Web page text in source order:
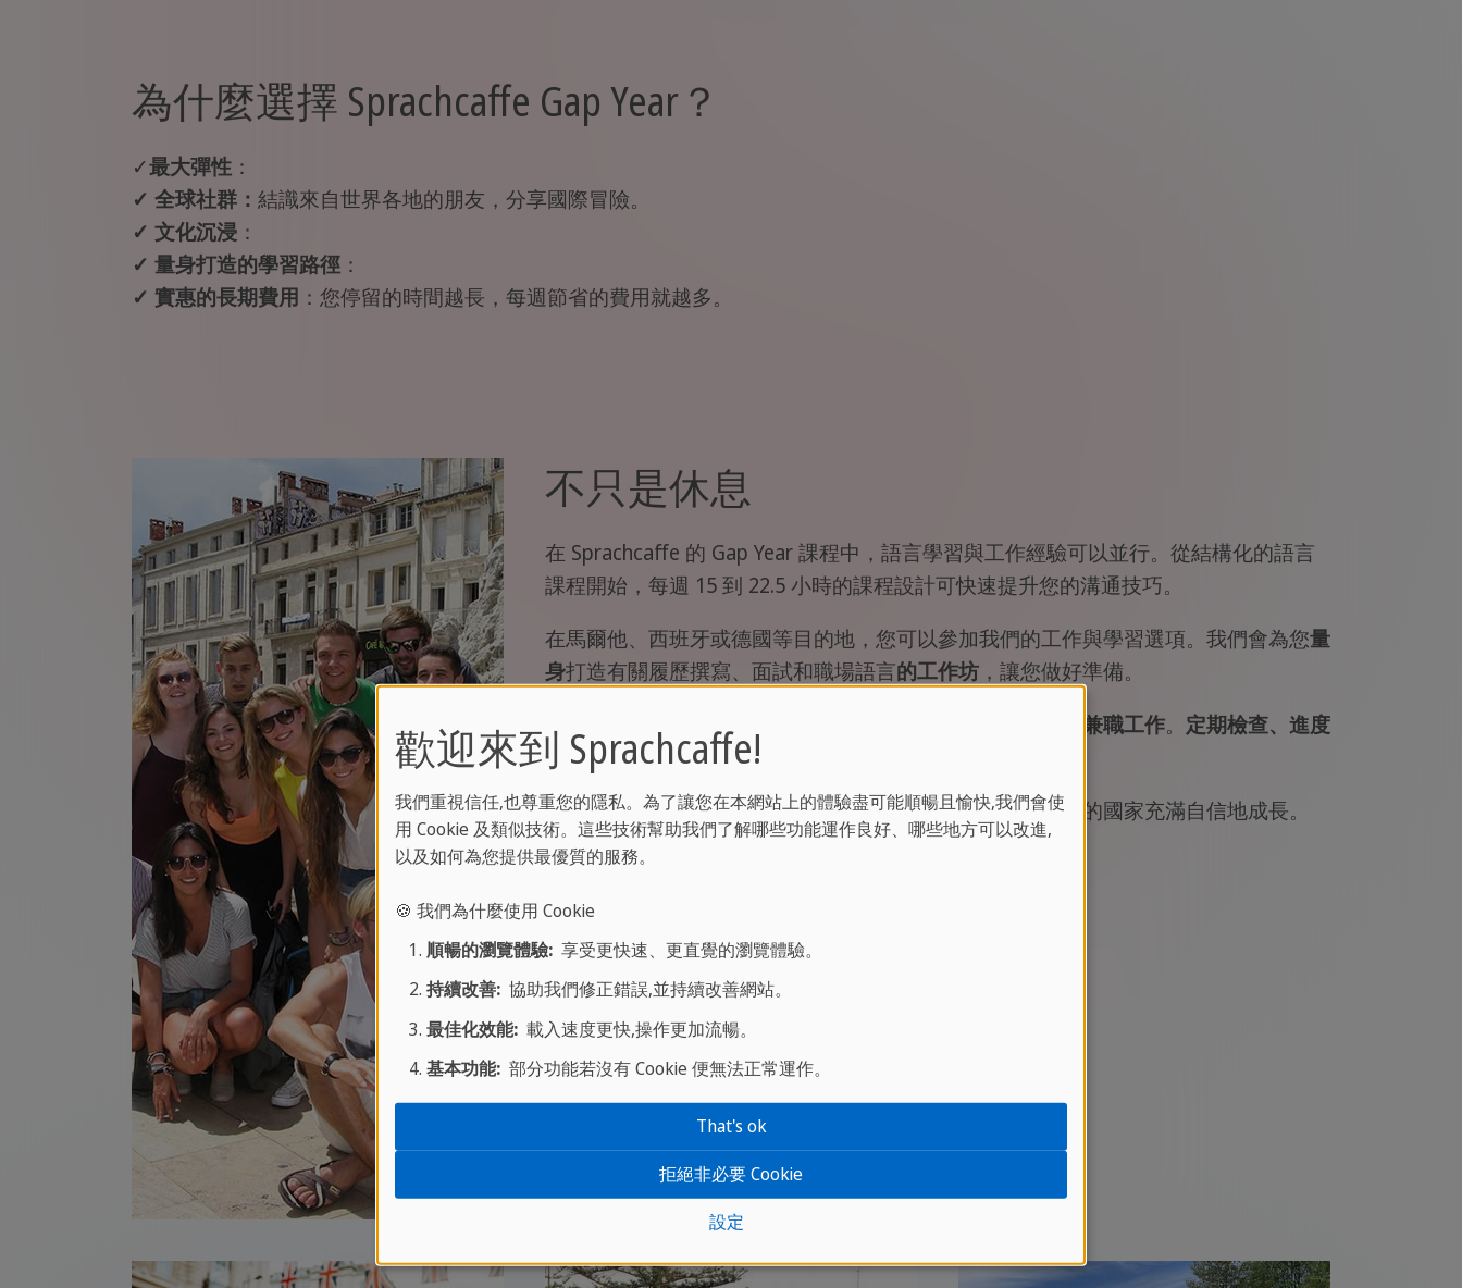
為什麼選擇 Sprachcaffe Gap Year？
✓最大彈性 ：
✓ 全球社群： 結識來自世界各地的朋友，分享國際冒險。
✓ 文化沉浸 ：
✓ 量身打造的學習路徑 ：
✓ 實惠的長期費用 ：您停留的時間越長，每週節省的費用就越多。
不只是休息
在 Sprachcaffe 的 Gap Year 課程中，語言學習與工作經驗可以並行。從結構化的語言
課程開始，每週 15 到 22.5 小時的課程設計可快速提升您的溝通技巧。
在馬爾他、西班牙或德國等目的地，您可以參加我們的工作與學習選項。我們會為您量
身打造有關履歷撰寫、面試和職場語言的工作坊 ，讓您做好準備。
準備就緒後，
我們的團隊將協助您 尋找兼職工作。 定期檢查、進度
報告 和當地工作人員確保您總是有人可以求助。
從第一堂課到第一份工作，我們都會在您身邊，幫助您在新的國家充滿自信地成長。
歡迎來到 Sprachcaffe!
我們重視信任,也尊重您的隱私。為了讓您在本網站上的體驗盡可能順暢且愉快,我們會使
用 Cookie 及類似技術。這些技術幫助我們了解哪些功能運作良好、哪些地方可以改進,
以及如何為您提供最優質的服務。
🍪 我們為什麼使用 Cookie
順暢的瀏覽體驗:享受更快速、更直覺的瀏覽體驗。
持續改善:協助我們修正錯誤,並持續改善網站。
最佳化效能:載入速度更快,操作更加流暢。
基本功能:部分功能若沒有 Cookie 便無法正常運作。
設定
拒絕非必要 Cookie
That's ok